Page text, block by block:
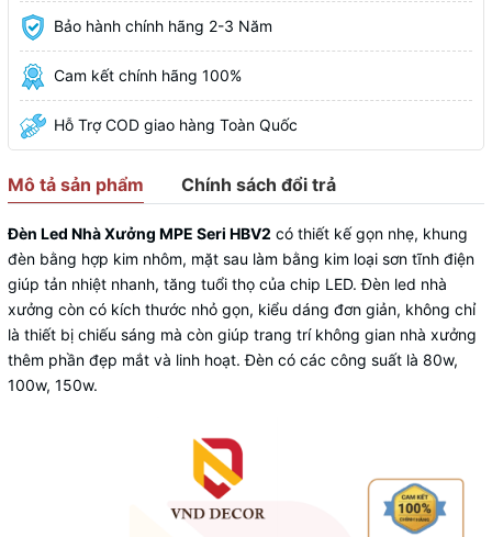
Bảo hành chính hãng 2-3 Năm
Cam kết chính hãng 100%
Hỗ Trợ COD giao hàng Toàn Quốc
Mô tả sản phẩm Chính sách đổi trả
Đèn Led Nhà Xưởng MPE Seri HBV2 có thiết kế gọn nhẹ, khung
đèn bằng hợp kim nhôm, mặt sau làm bằng kim loại sơn tĩnh điện
giúp tản nhiệt nhanh, tăng tuổi thọ của chip LED. Đèn led nhà
xưởng còn có kích thước nhỏ gọn, kiểu dáng đơn giản, không chỉ
là thiết bị chiếu sáng mà còn giúp trang trí không gian nhà xưởng
thêm phần đẹp mắt và linh hoạt. Đèn có các công suất là 80w,
100w, 150w.